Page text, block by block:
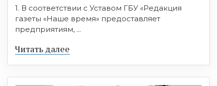
1. В соответствии с Уставом ГБУ «Редакция
газеты «Наше время» предоставляет
предприятиям, ...
Читать далее